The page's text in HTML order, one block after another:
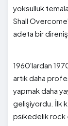
yoksulluk
Shall
adeta bir direniş
1960'lardan
artık daha
yapmak daha
gelişiyordu. İlk
psikedelik rock